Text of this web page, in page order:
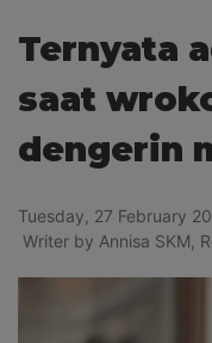
Ternyata
saat
dengerin
Tuesday, 27 February
Writer by Annisa SKM,